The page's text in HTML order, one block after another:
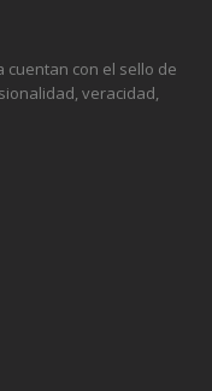
cuentan con el sello de
veracidad,